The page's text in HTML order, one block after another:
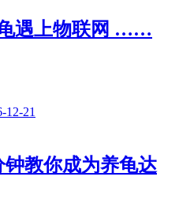
遇上物联网 ……
12-21
教你成为养龟达